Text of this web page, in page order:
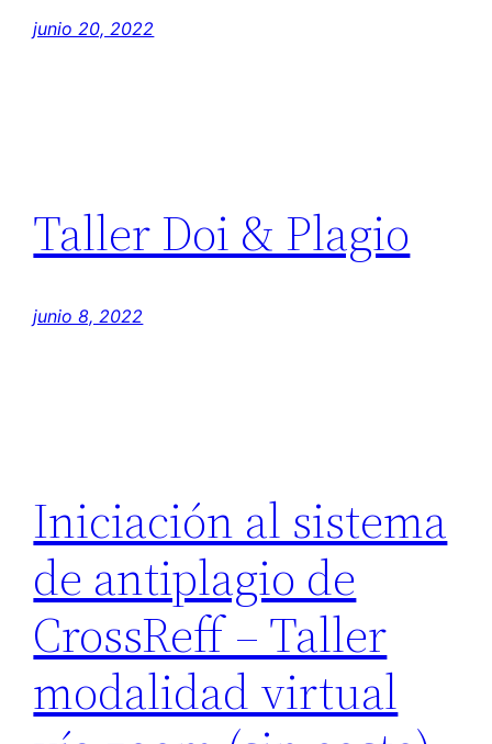
junio 20, 2022
Taller Doi & Plagio
junio 8, 2022
Iniciación al sistema
de antiplagio de
CrossReff – Taller
modalidad virtual